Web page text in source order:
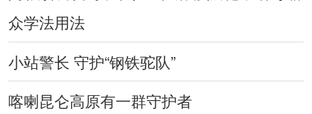
众学法用法
小站警长 守护“钢铁驼队”
喀喇昆仑高原有一群守护者